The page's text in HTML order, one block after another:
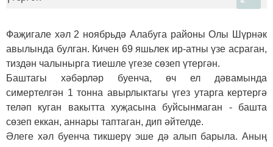
Фаҗигале хәл 2 ноябрьдә Алабуга районы Олы Шүрнәк
авылында булган. Кичен 69 яшьлек ир-атны үзе асраган,
тиздән чалынырга тиешле үгезе сөзеп үтергән.
Баштагы хәбәрләр буенча, өч ел дәвамында
симертелгән 1 тонна авырлыктагы үгез утарга кертергә
теләп куган вакытта хуҗасына буйсынмаган - башта
сөзеп еккан, аннары таптаган, дип әйтелде.
Әлеге хәл буенча тикшерү эше дә алып барыла. Аның